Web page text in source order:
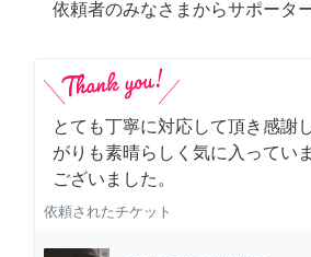
依頼者のみなさまからサポータ
とても丁寧に対応して頂き感謝
がりも素晴らしく気に入ってい
ございました。
依頼されたチケット